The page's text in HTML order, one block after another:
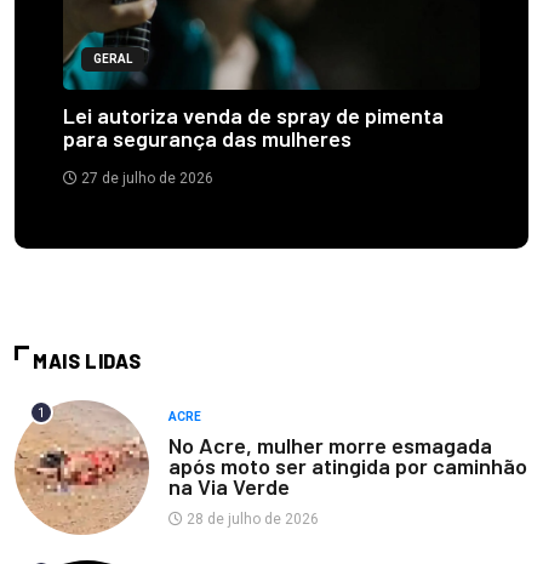
GERAL
Lei autoriza venda de spray de pimenta
para segurança das mulheres
27 de julho de 2026
MAIS LIDAS
1 ACRE
No Acre, mulher morre esmagada
após moto ser atingida por caminhão
na Via Verde
28 de julho de 2026